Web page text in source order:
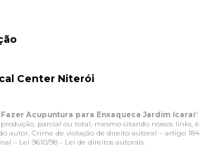
Center Niterói
Fazer Acupuntura para Enxaqueca Jardim Icaraí"
parcial ou total, mesmo citando nossos links, é
autor. Crime de violação de direito autoral – artigo 184
– Lei 9610/98 - Lei de direitos autorais.